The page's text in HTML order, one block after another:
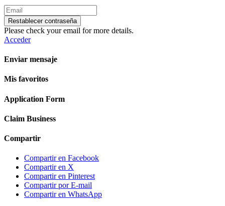
Restablecer contraseña
Please check your email for more details.
Acceder
Enviar mensaje
Mis favoritos
Application Form
Claim Business
Compartir
Compartir en Facebook
Compartir en X
Compartir en Pinterest
Compartir por E-mail
Compartir en WhatsApp